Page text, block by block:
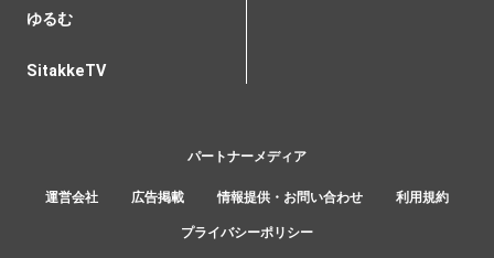
ゆるむ
SitakkeTV
運営会社 広告掲載 情報提供・お問い合わせ 利用規約
プライバシーポリシー
パートナーメディア